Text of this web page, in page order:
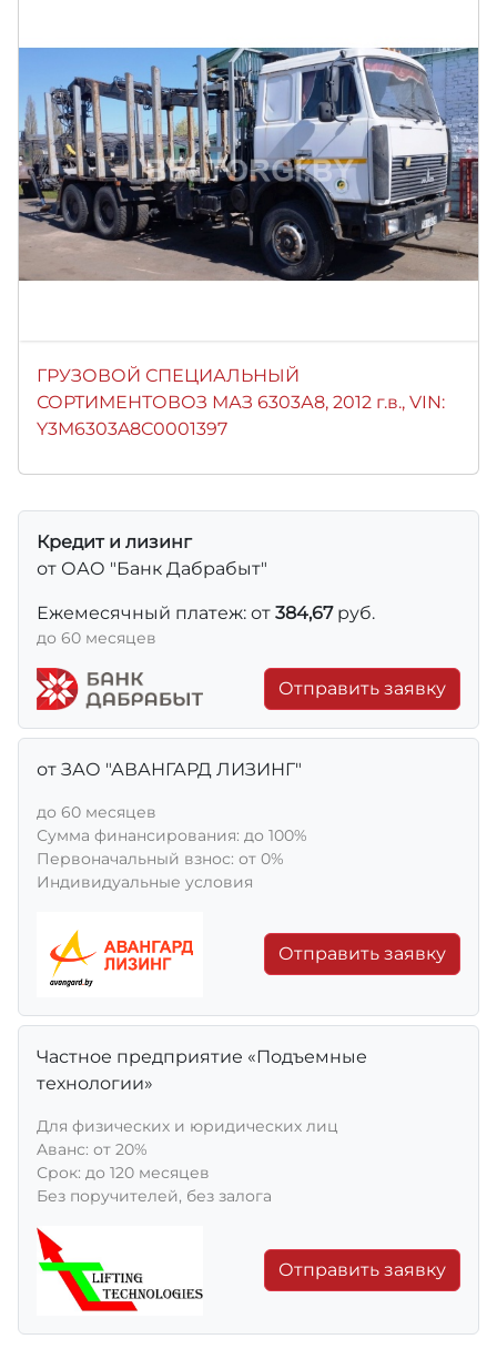
ГРУЗОВОЙ СПЕЦИАЛЬНЫЙ
СОРТИМЕНТОВОЗ МАЗ 6303А8, 2012 г.в., VIN:
Y3M6303A8C0001397
Кредит и лизинг
от ОАО "Банк Дабрабыт"
Ежемесячный платеж: от 384,67руб.
до 60 месяцев
Отправить заявку
от ЗАО "АВАНГАРД ЛИЗИНГ"
до 60 месяцев
Сумма финансирования: до 100%
Первоначальный взнос: от 0%
Индивидуальные условия
Отправить заявку
Частное предприятие «Подъемные
технологии»
Для физических и юридических лиц
Aванс: от 20%
Срок: до 120 месяцев
Без поручителей, без залога
Отправить заявку